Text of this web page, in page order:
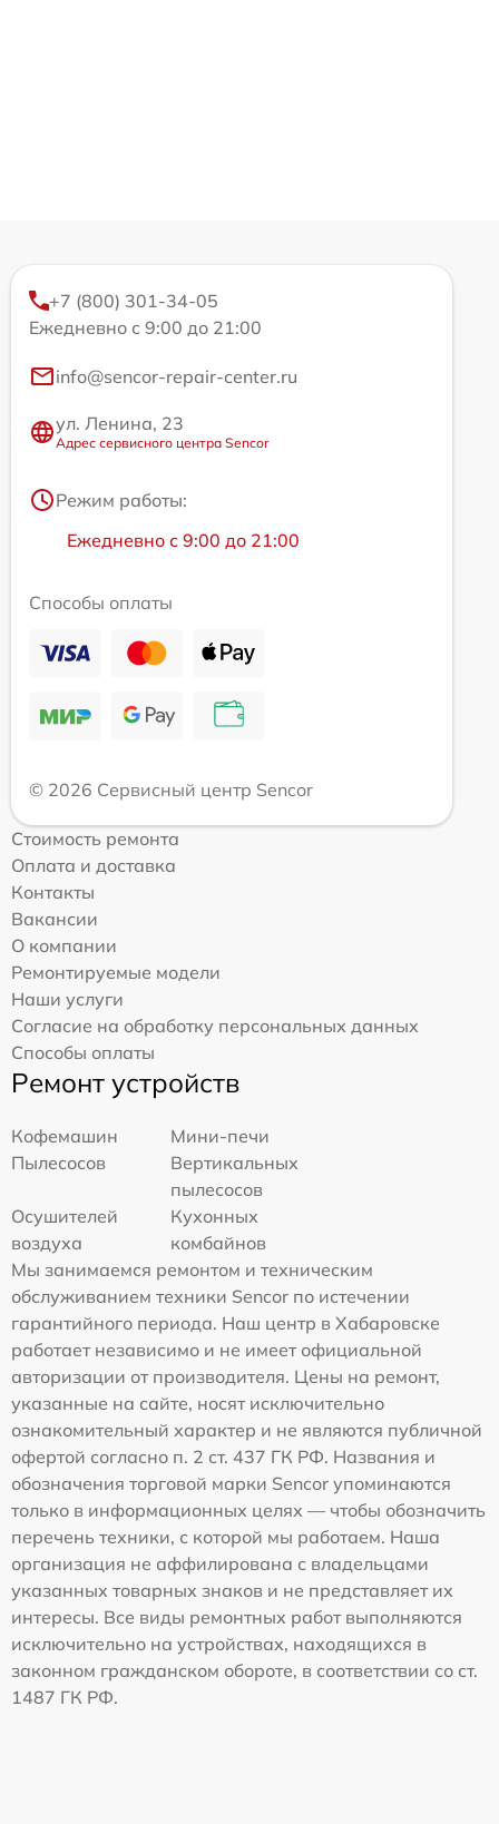
+7 (800) 301-34-05
Ежедневно с 9:00 до 21:00
info@sencor-repair-center.ru
ул. Ленина, 23
Адрес сервисного центра Sencor
Режим работы:
Ежедневно с 9:00 до 21:00
Способы оплаты
© 2026 Сервисный центр Sencor
Стоимость ремонта
Оплата и доставка
Контакты
Вакансии
О компании
Ремонтируемые модели
Наши услуги
Согласие на обработку персональных данных
Способы оплаты
Ремонт устройств
Кофемашин
Мини-печи
Пылесосов
Вертикальных
пылесосов
Осушителей
воздуха
Кухонных
комбайнов
Мы занимаемся ремонтом и техническим
обслуживанием техники Sencor по истечении
гарантийного периода. Наш центр в Хабаровске
работает независимо и не имеет официальной
авторизации от производителя. Цены на ремонт,
указанные на сайте, носят исключительно
ознакомительный характер и не являются публичной
офертой согласно п. 2 ст. 437 ГК РФ. Названия и
обозначения торговой марки Sencor упоминаются
только в информационных целях — чтобы обозначить
перечень техники, с которой мы работаем. Наша
организация не аффилирована с владельцами
указанных товарных знаков и не представляет их
интересы. Все виды ремонтных работ выполняются
исключительно на устройствах, находящихся в
законном гражданском обороте, в соответствии со ст.
1487 ГК РФ.